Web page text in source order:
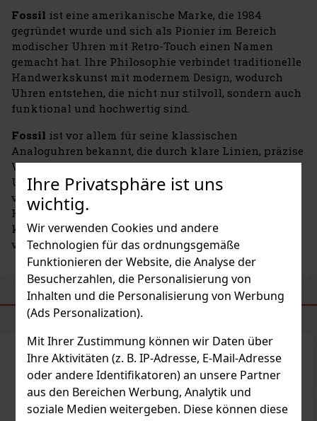
Ihre Privatsphäre ist uns
wichtig.
Wir verwenden Cookies und andere
Technologien für das ordnungsgemäße
Funktionieren der Website, die Analyse der
Besucherzahlen, die Personalisierung von
Inhalten und die Personalisierung von Werbung
(Ads Personalization).
Mit Ihrer Zustimmung können wir Daten über
Ihre Aktivitäten (z. B. IP-Adresse, E-Mail-Adresse
oder andere Identifikatoren) an unsere Partner
aus den Bereichen Werbung, Analytik und
soziale Medien weitergeben. Diese können diese
Fossil ist eine amerikanische Marke, die 1984
gegründet wurde und sich als Pionier im Bereich
modischer Uhren mit Retro-Touch einen Namen
gemacht hat. Ihre Philosophie verbindet traditionelle
Handwerkskunst mit modernem Design, wodurch
Uhren entstehen, die nicht nur stilvoll, sondern auch
funktional und hochwertig sind.
Fossil ist vor allem für seine klassischen
Analoguhren bekannt, die durch klare Linien, präzise
Verarbeitung und Liebe zum Detail bestechen. Das
Unternehmen bietet eine breite Palette an Modellen –
von eleganten Damenuhren über sportliche
Herrenuhren bis hin zu Smartwatches, die
klassisches Design mit moderner Technologie
verbinden.
ÄHNLICHE PRODUKTE